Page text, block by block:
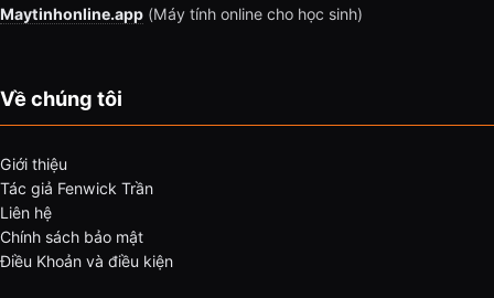
Maytinhonline.app (Máy tính online cho học sinh)
Về chúng tôi
Giới thiệu
Tác giả Fenwick Trần
Liên hệ
Chính sách bảo mật
Điều Khoản và điều kiện